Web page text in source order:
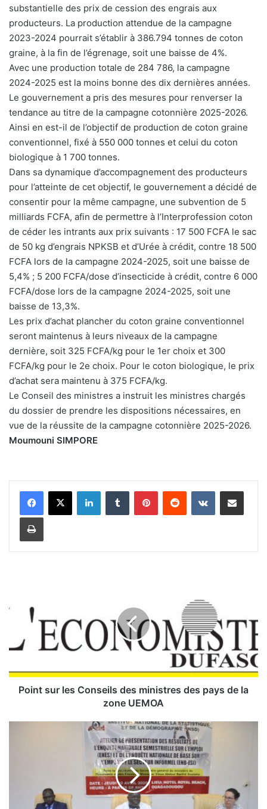
substantielle des prix de cession des engrais aux
producteurs. La production attendue de la campagne
2023-2024 pourrait s’établir à 386.794 tonnes de coton
graine, à la fin de l’égrenage, soit une baisse de 4%.
Avec une production totale de 284 786, la campagne
2024-2025 est la moins bonne des dix dernières années.
Le gouvernement a pris des mesures pour renverser la
tendance au titre de la campagne cotonnière 2025-2026.
Ainsi en est-il de l’objectif de production de coton graine
conventionnel, fixé à 550 000 tonnes et celui du coton
biologique à 1 700 tonnes.
Dans sa dynamique d’accompagnement des producteurs
pour l’atteinte de cet objectif, le gouvernement a décidé de
consentir pour la même campagne, une subvention de 5
milliards FCFA, afin de permettre à l’Interprofession coton
de céder les intrants aux prix suivants : 17 500 FCFA le sac
de 50 kg d’engrais NPKSB et d’Urée à crédit, contre 18 500
FCFA lors de la campagne 2024-2025, soit une baisse de
5,4% ; 5 200 FCFA/dose d’insecticide à crédit, contre 6 000
FCFA/dose lors de la campagne 2024-2025, soit une
baisse de 13,3%.
Les prix d’achat plancher du coton graine conventionnel
seront maintenus à leurs niveaux de la campagne
dernière, soit 325 FCFA/kg pour le 1er choix et 300
FCFA/kg pour le 2e choix. Pour le coton biologique, le prix
d’achat sera maintenu à 375 FCFA/kg.
Le Conseil des ministres a instruit les ministres chargés
du dossier de prendre les dispositions nécessaires, en
vue de la réussite de la campagne cotonnière 2025-2026.
Moumouni SIMPORE
u
l
Point sur les Conseils des ministres des pays de la
zone UEMOA